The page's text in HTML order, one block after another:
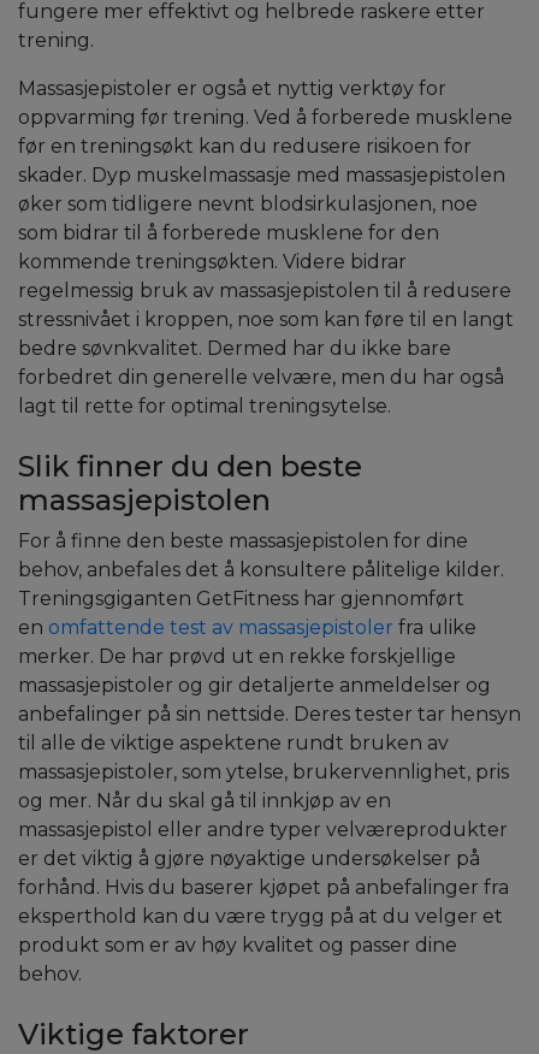
fungere mer effektivt og helbrede raskere etter
trening.
Massasjepistoler er også et nyttig verktøy for
oppvarming før trening. Ved å forberede musklene
før en treningsøkt kan du redusere risikoen for
skader. Dyp muskelmassasje med massasjepistolen
øker som tidligere nevnt blodsirkulasjonen, noe
som bidrar til å forberede musklene for den
kommende treningsøkten. Videre bidrar
regelmessig bruk av massasjepistolen til å redusere
stressnivået i kroppen, noe som kan føre til en langt
bedre søvnkvalitet. Dermed har du ikke bare
forbedret din generelle velvære, men du har også
lagt til rette for optimal treningsytelse.
Slik finner du den beste
massasjepistolen
For å finne den beste massasjepistolen for dine
behov, anbefales det å konsultere pålitelige kilder.
Treningsgiganten GetFitness har gjennomført
en omfattende test av massasjepistoler fra ulike
merker. De har prøvd ut en rekke forskjellige
massasjepistoler og gir detaljerte anmeldelser og
anbefalinger på sin nettside. Deres tester tar hensyn
til alle de viktige aspektene rundt bruken av
massasjepistoler, som ytelse, brukervennlighet, pris
og mer. Når du skal gå til innkjøp av en
massasjepistol eller andre typer velværeprodukter
er det viktig å gjøre nøyaktige undersøkelser på
forhånd. Hvis du baserer kjøpet på anbefalinger fra
eksperthold kan du være trygg på at du velger et
produkt som er av høy kvalitet og passer dine
behov.
Viktige faktorer